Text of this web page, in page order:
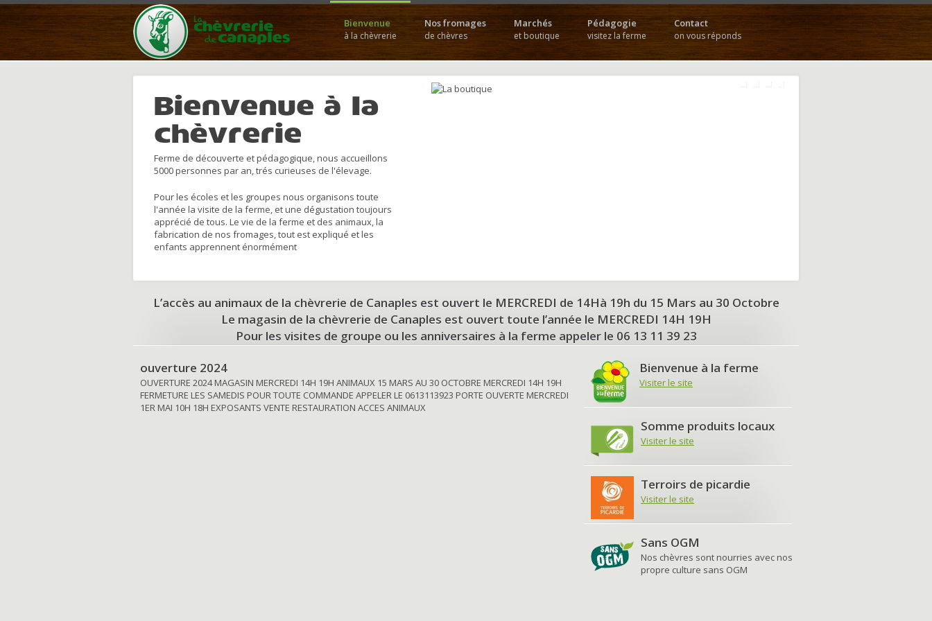
Bienvenue
à la chèvrerie
Nos fromages
de chèvres
Marchés
et boutique
Pédagogie
visitez la ferme
Contact
on vous réponds
Bienvenue à la
chèvrerie
Ferme de découverte et pédagogique, nous accueillons
5000 personnes par an, trés curieuses de l'élevage.
Pour les écoles et les groupes nous organisons toute
l'année la visite de la ferme, et une dégustation toujours
apprécié de tous. Le vie de la ferme et des animaux, la
fabrication de nos fromages, tout est expliqué et les
enfants apprennent énormément
L’accès au animaux de la chèvrerie de Canaples est ouvert le MERCREDI de 14Hà 19h du 15 Mars au 30 Octobre
Le magasin de la chèvrerie de Canaples est ouvert toute l’année le MERCREDI 14H 19H
Pour les visites de groupe ou les anniversaires à la ferme appeler le 06 13 11 39 23
ouverture 2024
OUVERTURE 2024 MAGASIN MERCREDI 14H 19H ANIMAUX 15 MARS AU 30 OCTOBRE MERCREDI 14H 19H
FERMETURE LES SAMEDIS POUR TOUTE COMMANDE APPELER LE 0613113923 PORTE OUVERTE MERCREDI
1ER MAI 10H 18H EXPOSANTS VENTE RESTAURATION ACCES ANIMAUX
Bienvenue à la ferme
Visiter le site
Somme produits locaux
Visiter le site
Terroirs de picardie
Visiter le site
Sans OGM
Nos chèvres sont nourries avec nos
propre culture sans OGM